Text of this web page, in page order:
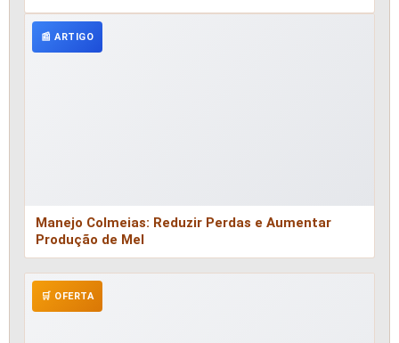
📰 ARTIGO
Manejo Colmeias: Reduzir Perdas e Aumentar
Produção de Mel
🛒 OFERTA